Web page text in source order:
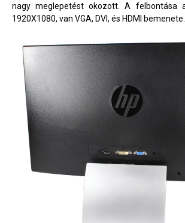
nagy meglepetést okozott. A felbontása
1920X1080, van VGA, DVI, és HDMI bemenete.